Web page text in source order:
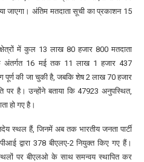
जाएगा। अंतिम मतदाता सूची का प्रकाशन 15
में कुल 13 लाख 80 हजार 800 मतदाता
16 मई तक 11 लाख 1 हजार 437
पूर्ण की जा चुकी है, जबकि शेष 2 लाख 70 हजार
पर है। उन्होंने बताया कि 47923 अनुपस्थित,
हो गए है।
स्थल हैं, जिनमें अब तक भारतीय जनता पार्टी
द्वारा 378 बीएलए-2 नियुक्त किए गए हैं।
पर बीएलओ के साथ समन्वय स्थापित कर